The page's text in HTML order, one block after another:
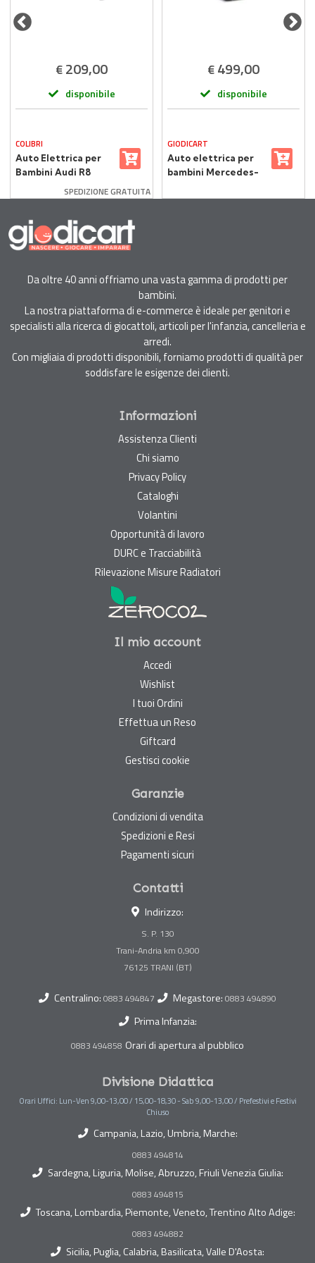
€209,00
disponibile
COLIBRI
Auto Elettrica per
Bambini Audi R8
Radiocomando 2,4
SPEDIZIONE GRATUITA
€499,00
disponibile
GIODICART
Auto elettrica per
bambini Mercedes-
telecomando 2,4
Da oltre 40 anni offriamo una vasta gamma di prodotti per
bambini.
La nostra piattaforma di e-commerce è ideale per genitori e
specialisti alla ricerca di giocattoli, articoli per l'infanzia, cancelleria e
arredi.
Con migliaia di prodotti disponibili, forniamo prodotti di qualità per
soddisfare le esigenze dei clienti.
Informazioni
Assistenza Clienti
Chi siamo
Privacy Policy
Cataloghi
Volantini
Opportunità di lavoro
DURC e Tracciabilità
Rilevazione Misure Radiatori
Il mio account
Accedi
Wishlist
I tuoi Ordini
Effettua un Reso
Giftcard
Gestisci cookie
Garanzie
Condizioni di vendita
Spedizioni e Resi
Pagamenti sicuri
Contatti
Indirizzo:
S. P. 130
Trani-Andria km 0,900
Centralino: 0883 494847 Megastore: 0883 494890
Prima Infanzia:
0883 494858 Orari di apertura al pubblico
Divisione Didattica
Orari Uffici: Lun-Ven 9,00-13,00 / 15,00-18,30 - Sab 9,00-13,00 / Prefestivi e Festivi
Chiuso
Campania, Lazio, Umbria, Marche:
0883 494814
Sardegna, Liguria, Molise, Abruzzo, Friuli Venezia Giulia:
0883 494815
Toscana, Lombardia, Piemonte, Veneto, Trentino Alto Adige:
0883 494882
Sicilia, Puglia, Calabria, Basilicata, Valle D'Aosta: